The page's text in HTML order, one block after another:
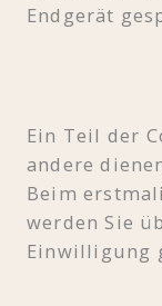
Endgerät
Ein Teil der
andere
Beim
werden Sie
Einwilligung